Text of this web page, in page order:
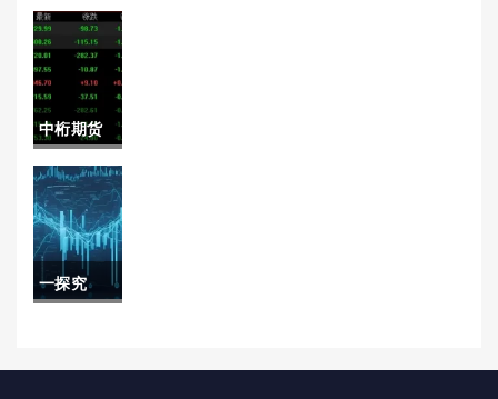
灯(油品导
致故障灯
亮怎么办)
中桁期货
交易时间
(中桁期货
交易时间
多久)
一探究
时国际期